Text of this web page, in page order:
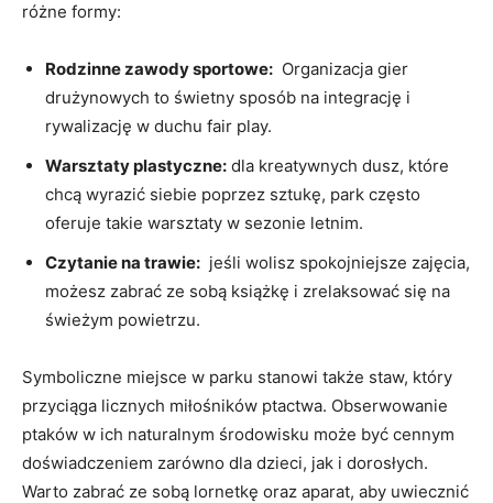
różne formy:
Rodzinne ⁢zawody sportowe: ‌ Organizacja gier
drużynowych to świetny sposób na integrację i
rywalizację ​w duchu fair play.
Warsztaty plastyczne: ⁣dla kreatywnych dusz, które
chcą wyrazić siebie‌ poprzez sztukę, park często
oferuje takie warsztaty w ⁢sezonie‌ letnim.
Czytanie na trawie: ‌ jeśli‍ wolisz spokojniejsze ⁣zajęcia,
możesz ‌zabrać ze sobą książkę i zrelaksować​ się ​na
świeżym ⁣powietrzu.
Symboliczne miejsce w ⁢parku stanowi⁢ także ‌staw, który
przyciąga‍ licznych miłośników ptactwa. Obserwowanie
ptaków w ich naturalnym środowisku może być cennym
doświadczeniem zarówno dla dzieci, jak i​ dorosłych.
Warto zabrać ze sobą lornetkę oraz aparat, aby uwiecznić